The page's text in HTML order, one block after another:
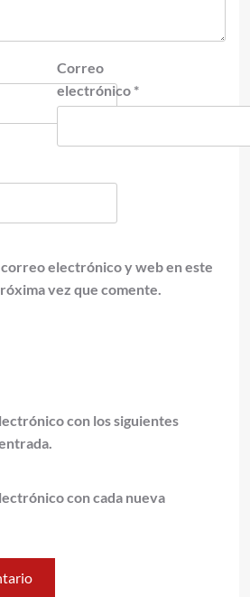
Correo
electrónico *
electrónico y web en este
vez que comente.
con los siguientes
con cada nueva